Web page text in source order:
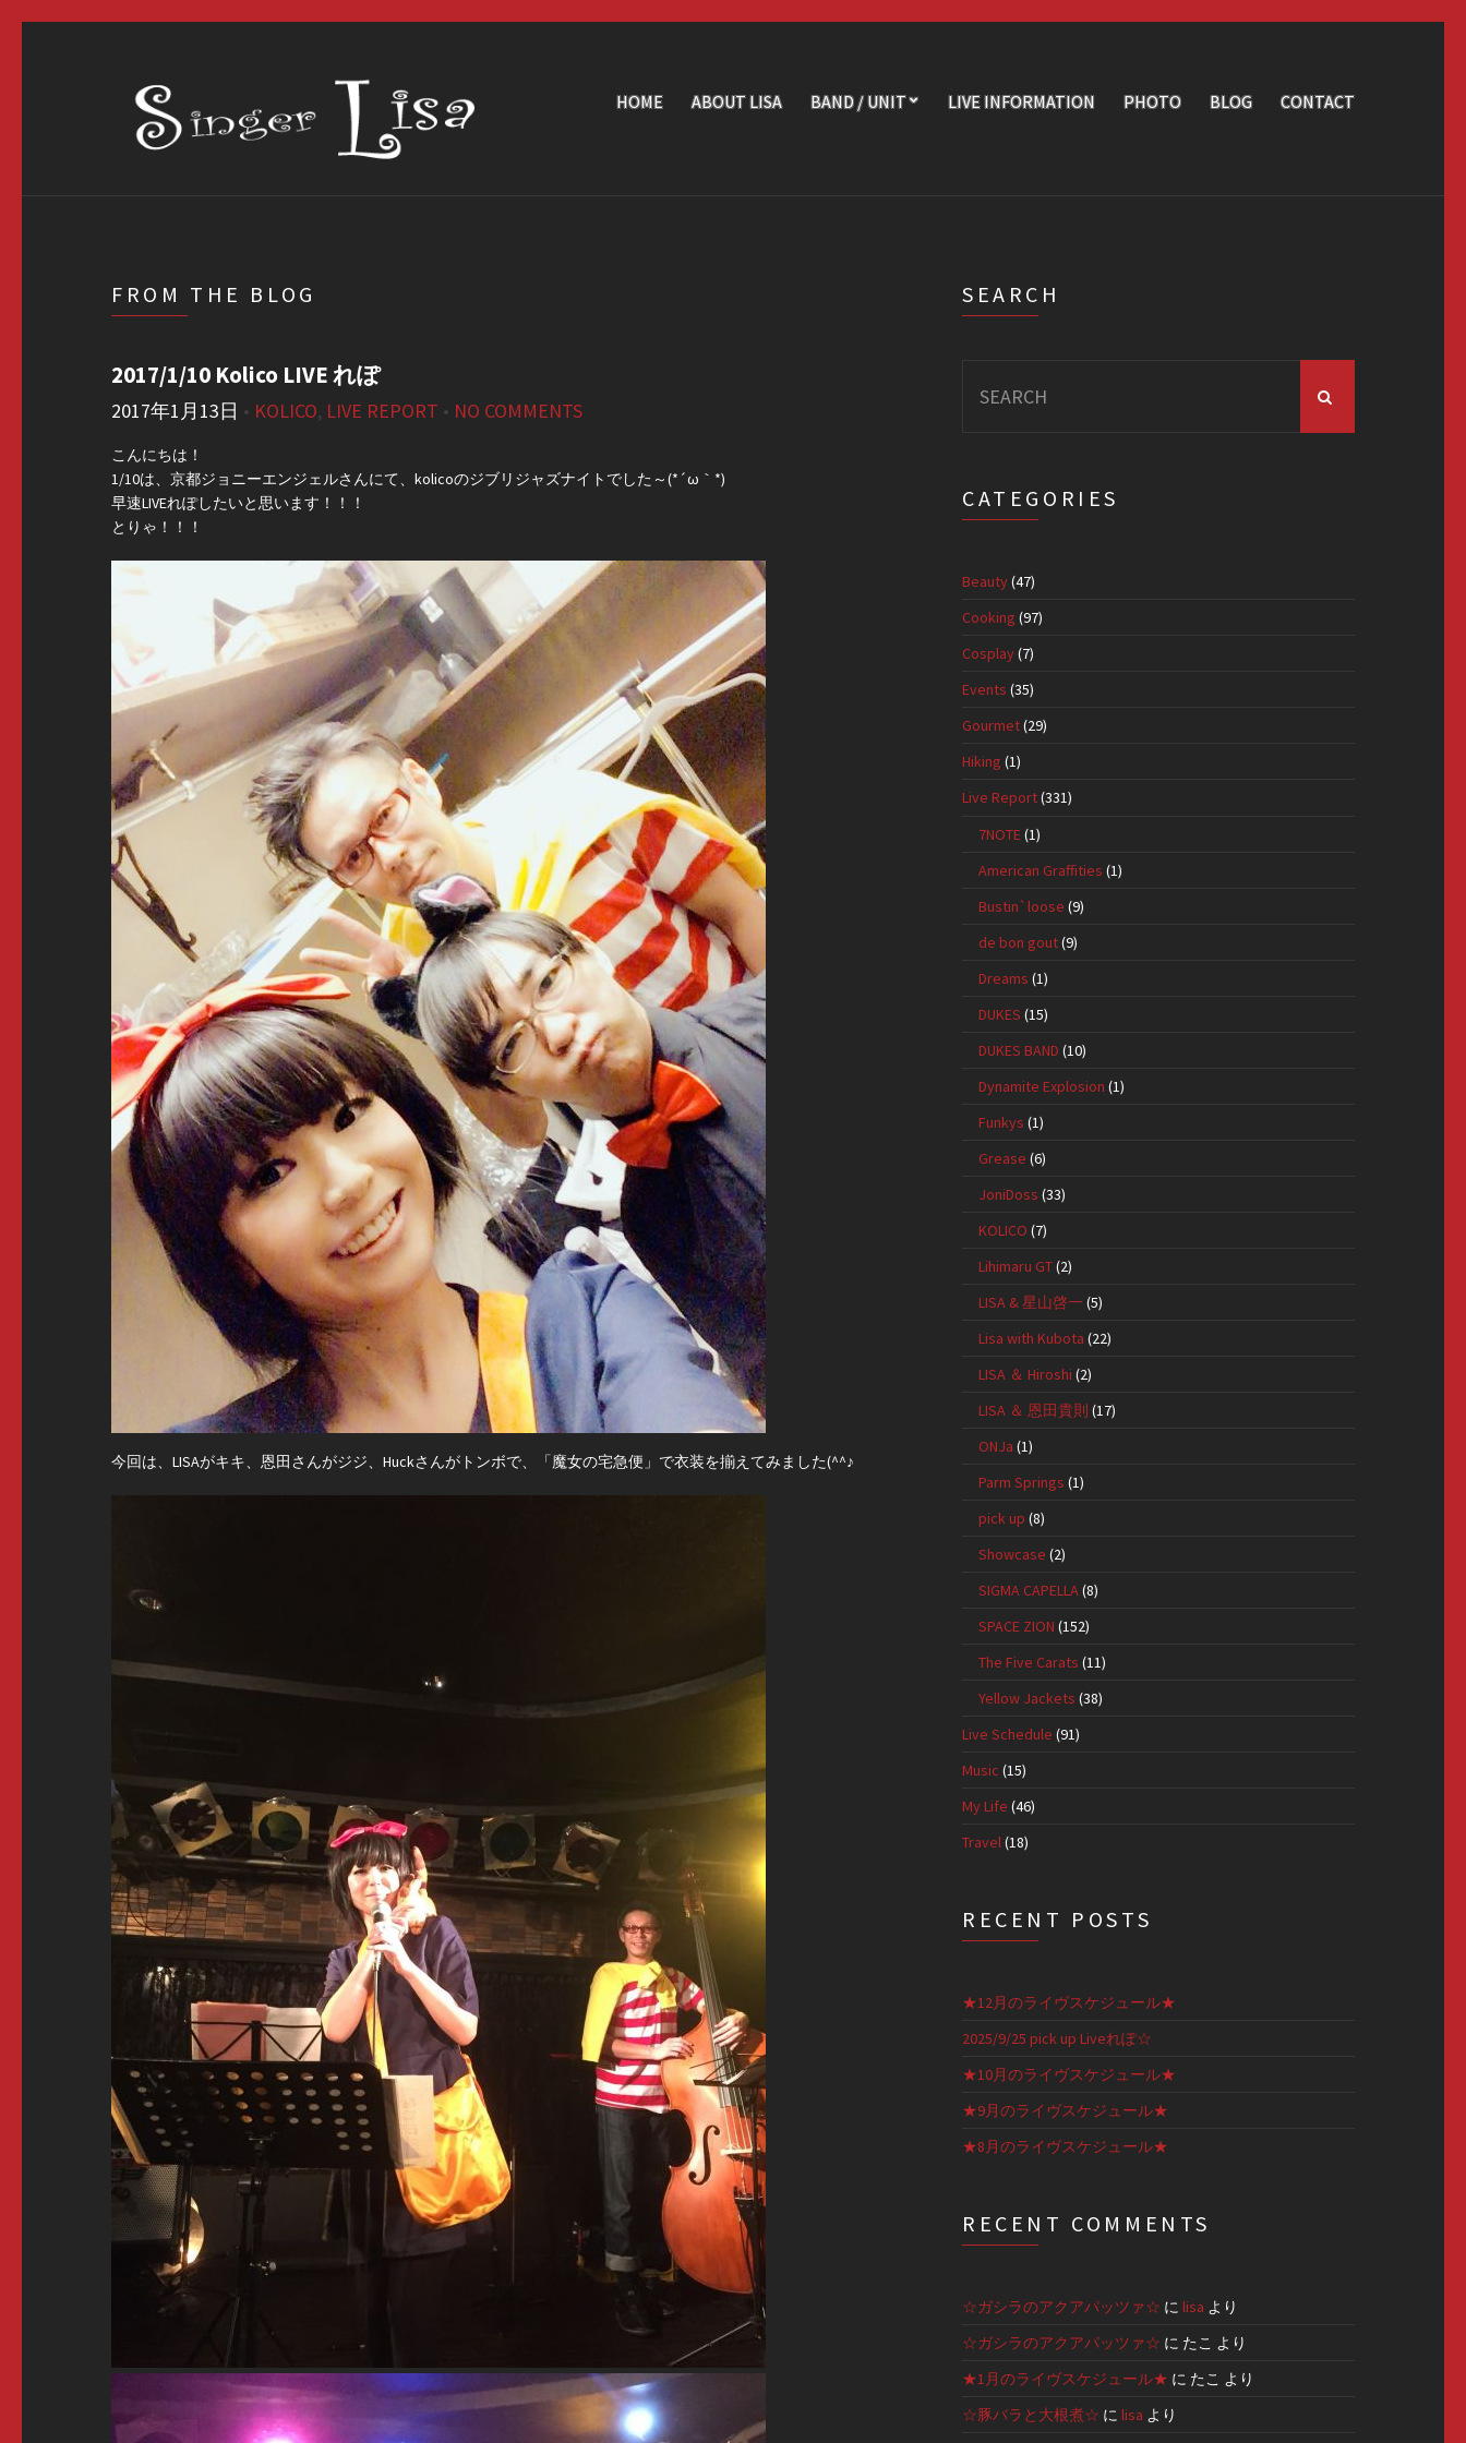
HOME ABOUT LISA BAND / UNIT LIVE INFORMATION PHOTO BLOG CONTACT
FROM THE BLOG
2017/1/10 Kolico LIVE れぽ
2017年1月13日 • KOLICO, LIVE REPORT • NO COMMENTS
こんにちは！
1/10は、京都ジョニーエンジェルさんにて、kolicoのジブリジャズナイトでした～(*´ω｀*)
早速LIVEれぽしたいと思います！！！
とりゃ！！！
今回は、LISAがキキ、恩田さんがジジ、Huckさんがトンボで、「魔女の宅急便」で衣装を揃えてみました(^^♪
SEARCH
for:
CATEGORIES
Beauty(47)
Cooking (97)
Cosplay(7)
Events (35)
Gourmet(29)
Hiking (1)
Live Report(331)
7NOTE(1)
American Graffities (1)
Bustin`loose (9)
de bon gout(9)
Dreams (1)
DUKES (15)
DUKES BAND (10)
Dynamite Explosion (1)
Funkys (1)
Grease (6)
JoniDoss (33)
KOLICO (7)
Lihimaru GT(2)
LISA & 星山啓一(5)
Lisa with Kubota (22)
LISA ＆ Hiroshi (2)
LISA ＆ 恩田貴則 (17)
ONJa (1)
Parm Springs (1)
pick up (8)
Showcase (2)
SIGMA CAPELLA(8)
SPACE ZION (152)
The Five Carats (11)
Yellow Jackets (38)
Live Schedule (91)
Music (15)
My Life (46)
Travel(18)
RECENT POSTS
★12月のライヴスケジュール★
2025/9/25 pick up Liveれぽ☆
★10月のライヴスケジュール★
★9月のライヴスケジュール★
★8月のライヴスケジュール★
RECENT COMMENTS
☆ガシラのアクアパッツァ☆ に lisa より
☆ガシラのアクアパッツァ☆ に たこ より
★1月のライヴスケジュール★ に たこ より
☆豚バラと大根煮☆ に lisa より